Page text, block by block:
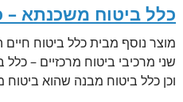
כלל ביטוח משכנתא –
מוצר נוסף מבית כלל ביטוח
שני מרכיבי ביטוח מרכזיים –
וכן כלל ביטוח מבנה שהוא ביטוח